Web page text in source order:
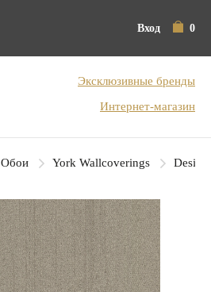
Вход 0
Эксклюзивные бренды
Интернет-магазин
Обои York Wallcoverings